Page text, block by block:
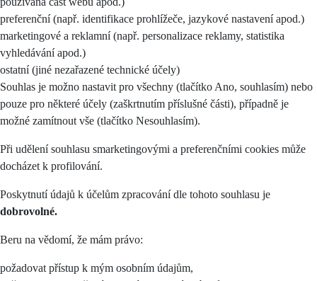
preferenční (např. identifikace prohlížeče, jazykové nastavení apod.)
marketingové a reklamní (např. personalizace reklamy, statistika
vyhledávání apod.)
ostatní (jiné nezařazené technické účely)
Souhlas je možno nastavit pro všechny (tlačítko Ano, souhlasím) nebo
pouze pro některé účely (zaškrtnutím příslušné části), případně je
možné zamítnout vše (tlačítko Nesouhlasím).
Při udělení souhlasu smarketingovými a preferenčními cookies může
docházet k profilování.
Poskytnutí údajů k účelům zpracování dle tohoto souhlasu je
dobrovolné.
Beru na vědomí, že mám právo:
požadovat přístup k mým osobním údajům,